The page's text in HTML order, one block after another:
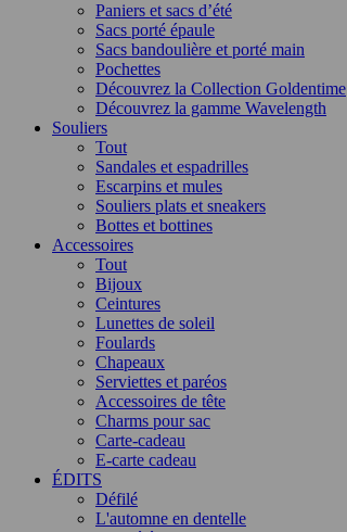
Paniers et sacs d’été
Sacs porté épaule
Sacs bandoulière et porté main
Pochettes
Découvrez la Collection Goldentime
Découvrez la gamme Wavelength
Souliers
Tout
Sandales et espadrilles
Escarpins et mules
Souliers plats et sneakers
Bottes et bottines
Accessoires
Tout
Bijoux
Ceintures
Lunettes de soleil
Foulards
Chapeaux
Serviettes et paréos
Accessoires de tête
Charms pour sac
Carte-cadeau
E-carte cadeau
ÉDITS
Défilé
L'automne en dentelle